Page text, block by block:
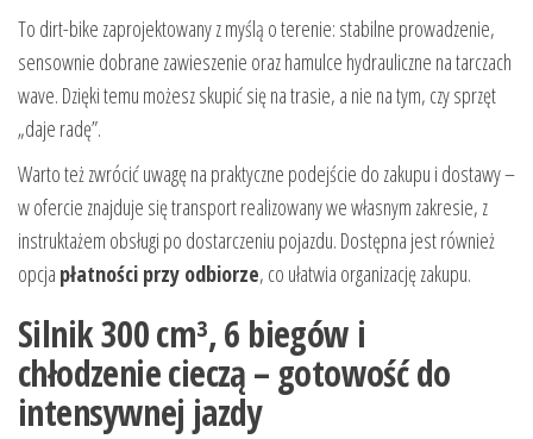
To dirt-bike zaprojektowany z myślą o terenie: stabilne prowadzenie,
sensownie dobrane zawieszenie oraz hamulce hydrauliczne na tarczach
wave. Dzięki temu możesz skupić się na trasie, a nie na tym, czy sprzęt
„daje radę”.
Warto też zwrócić uwagę na praktyczne podejście do zakupu i dostawy –
w ofercie znajduje się transport realizowany we własnym zakresie, z
instruktażem obsługi po dostarczeniu pojazdu. Dostępna jest również
opcja płatności przy odbiorze, co ułatwia organizację zakupu.
Silnik 300 cm³, 6 biegów i
chłodzenie cieczą – gotowość do
intensywnej jazdy